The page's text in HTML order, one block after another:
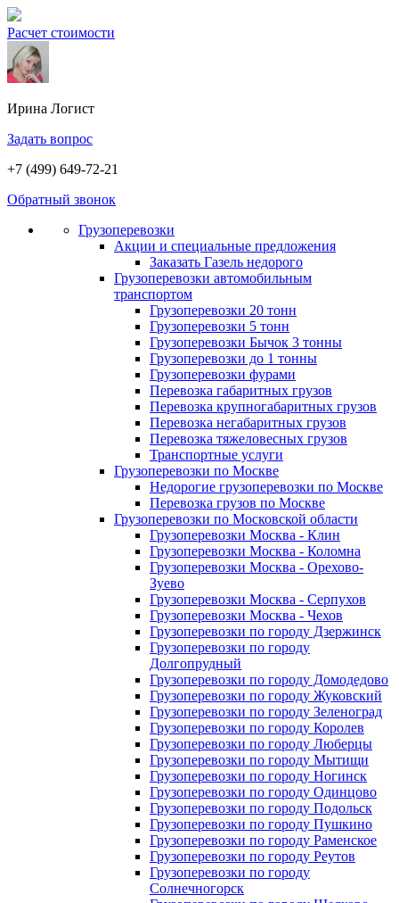
Расчет стоимости
Ирина Логист
Задать вопрос
+7 (499) 649-72-21
Обратный звонок
Грузоперевозки
Акции и специальные предложения
Заказать Газель недорого
Грузоперевозки автомобильным
транспортом
Грузоперевозки 20 тонн
Грузоперевозки 5 тонн
Грузоперевозки Бычок 3 тонны
Грузоперевозки до 1 тонны
Грузоперевозки фурами
Перевозка габаритных грузов
Перевозка крупногабаритных грузов
Перевозка негабаритных грузов
Перевозка тяжеловесных грузов
Транспортные услуги
Грузоперевозки по Москве
Недорогие грузоперевозки по Москве
Перевозка грузов по Москве
Грузоперевозки по Московской области
Грузоперевозки Москва - Клин
Грузоперевозки Москва - Коломна
Грузоперевозки Москва - Орехово-
Зуево
Грузоперевозки Москва - Серпухов
Грузоперевозки Москва - Чехов
Грузоперевозки по городу Дзержинск
Грузоперевозки по городу
Долгопрудный
Грузоперевозки по городу Домодедово
Грузоперевозки по городу Жуковский
Грузоперевозки по городу Зеленоград
Грузоперевозки по городу Королев
Грузоперевозки по городу Люберцы
Грузоперевозки по городу Мытищи
Грузоперевозки по городу Ногинск
Грузоперевозки по городу Одинцово
Грузоперевозки по городу Подольск
Грузоперевозки по городу Пушкино
Грузоперевозки по городу Раменское
Грузоперевозки по городу Реутов
Грузоперевозки по городу
Солнечногорск